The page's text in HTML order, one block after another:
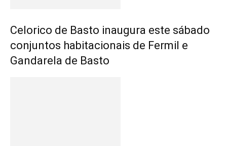
Celorico de Basto inaugura este sábado
conjuntos habitacionais de Fermil e
Gandarela de Basto